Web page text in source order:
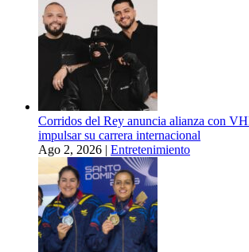
Corridos del Rey anuncia alianza con
impulsar su carrera internacional
Ago 2, 2026 | Entretenimiento